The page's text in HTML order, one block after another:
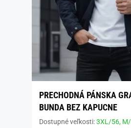
PRECHODNÁ PÁNSKA
BUNDA BEZ KAPUCNE
Dostupné veľkosti:3XL/56,